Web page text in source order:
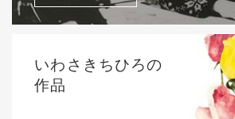
いわさきちひろの
作品